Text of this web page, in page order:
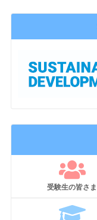
受験生の皆さま